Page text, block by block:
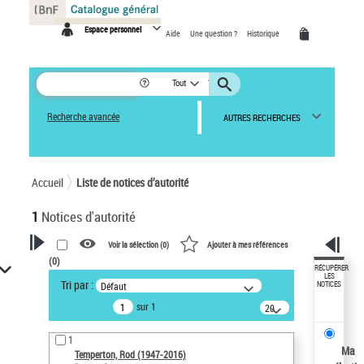
Espace personnel Aide Une question ? Historique
Tout
Recherche avancée AUTRES RECHERCHES
Accueil Liste de notices d’autorité
1 Notices d'autorité
VOTRE RECHERCHE
Recherche avancée dans les
notices d’autorité
Œuvres liées à l'auteur :
Temperton, Rod (1947-2016)
Voir la sélection (0) Ajouter à mes références
(0)
Tri par : Défaut
sur 1
20
résultats/page
1
Temperton, Rod (1947-2016)
RÉCUPÉRER
LES
NOTICES
Ma
Panneau de gestion des cookies